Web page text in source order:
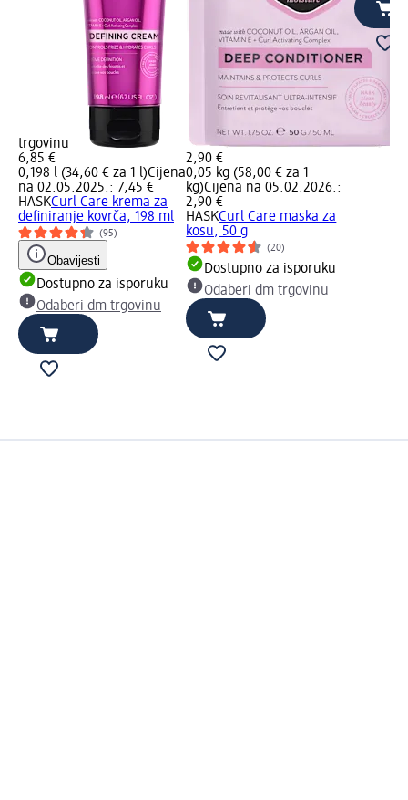
trgovinu
6,85 €
0,198 l (34,60 € za 1 l)Cijena
na 02.05.2025.: 7,45 €
HASKCurl Care krema za
definiranje kovrča, 198 ml
(95)
Obavijesti
Dostupno za isporuku
Odaberi dm trgovinu
2,90 €
0,05 kg (58,00 € za 1
kg)Cijena na 05.02.2026.:
2,90 €
HASKCurl Care maska za
kosu, 50 g
(20)
Dostupno za isporuku
Odaberi dm trgovinu